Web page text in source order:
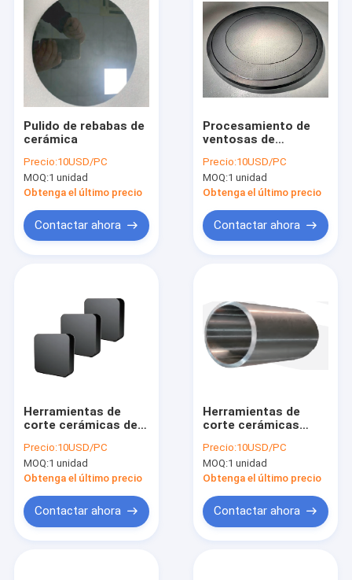
Productos
Sobre nosotros
Viaje de la fábrica
Noticias
Casos
Pulido de rebabas de
cerámica
Precio:10USD/PC
MOQ:1 unidad
Obtenga el último precio
Contactar ahora
Procesamiento de
ventosas de
Precio:10USD/PC
MOQ:1 unidad
Obtenga el último precio
Contactar ahora
Herramientas de
corte cerámicas de
Precio:10USD/PC
MOQ:1 unidad
Obtenga el último precio
Contactar ahora
Herramientas de
corte cerámicas
Precio:10USD/PC
MOQ:1 unidad
Obtenga el último precio
Contactar ahora